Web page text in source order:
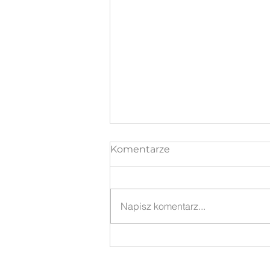
Komentarze
Napisz komentarz...